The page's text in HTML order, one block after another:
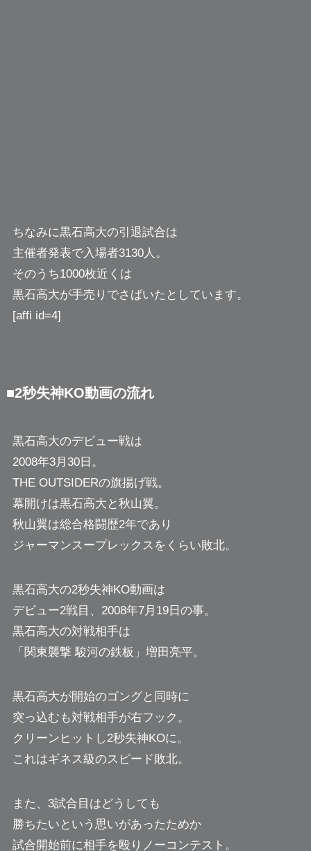
ちなみに黒石高大の引退試合は
主催者発表で入場者3130人。
そのうち1000枚近くは
黒石高大が手売りでさばいたとしています。
[affi id=4]
■2秒失神KO動画の流れ
黒石高大のデビュー戦は
2008年3月30日。
THE OUTSIDERの旗揚げ戦。
幕開けは黒石高大と秋山翼。
秋山翼は総合格闘歴2年であり
ジャーマンスープレックスをくらい敗北。
黒石高大の2秒失神KO動画は
デビュー2戦目、2008年7月19日の事。
黒石高大の対戦相手は
「関東襲撃 駿河の鉄板」増田亮平。
黒石高大が開始のゴングと同時に
突っ込むも対戦相手が右フック。
クリーンヒットし2秒失神KOに。
これはギネス級のスピード敗北。
また、3試合目はどうしても
勝ちたいという思いがあったためか
試合開始前に相手を殴りノーコンテスト。